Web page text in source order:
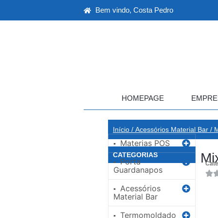
Bem vindo, Costa Pedro
HOMEPAGE
Início / Acessórios Material Bar /
CATEGORIAS
▪ Materias POS
▪ Porta
Guardanapos
▪ Acessórios
Material Bar
▪ Termomoldado